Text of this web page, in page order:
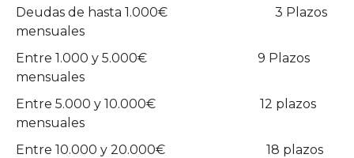
Deudas de hasta 1.000€ 3 Plazos
mensuales
Entre 1.000 y 5.000€ 9 Plazos
mensuales
Entre 5.000 y 10.000€ 12 plazos
mensuales
Entre 10.000 y 20.000€ 18 plazos